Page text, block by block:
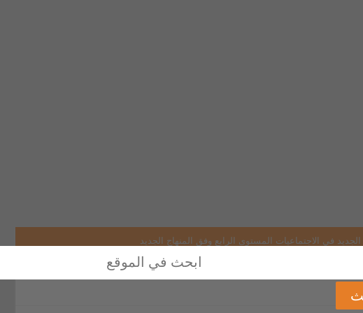
في الاجتماعيات المستوى الرابع وفق المنهاج الجديد
المستوى الرابع وفق المنهاج الجديد